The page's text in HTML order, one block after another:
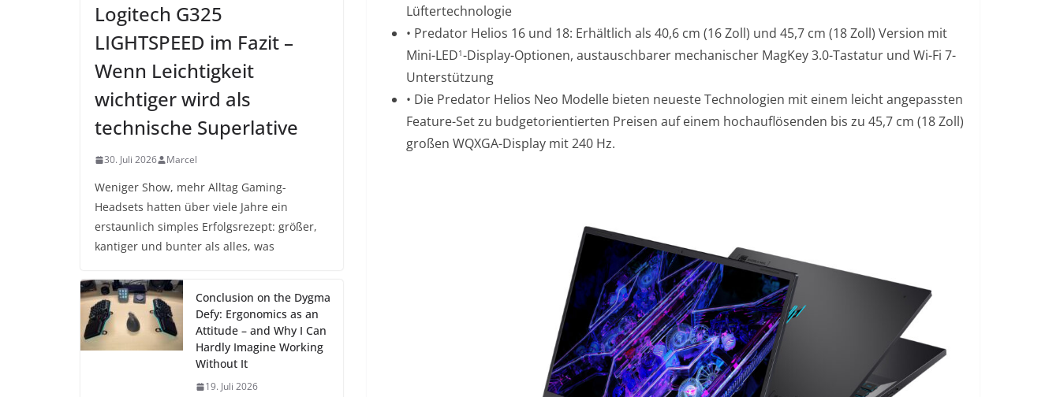
Lüftertechnologie
• Predator Helios 16 und 18: Erhältlich als 40,6 cm (16 Zoll) und 45,7 cm (18 Zoll) Version mit
Mini-LED1-Display-Optionen, austauschbarer mechanischer MagKey 3.0-Tastatur und Wi-Fi 7-
Unterstützung
• Die Predator Helios Neo Modelle bieten neueste Technologien mit einem leicht angepassten
Feature-Set zu budgetorientierten Preisen auf einem hochauflösenden bis zu 45,7 cm (18 Zoll)
großen WQXGA-Display mit 240 Hz.
Logitech G325
LIGHTSPEED im Fazit –
Wenn Leichtigkeit
wichtiger wird als
technische Superlative
30. Juli 2026 Marcel
Weniger Show, mehr Alltag Gaming-
Headsets hatten über viele Jahre ein
erstaunlich simples Erfolgsrezept: größer,
kantiger und bunter als alles, was
Conclusion on the Dygma
Defy: Ergonomics as an
Attitude – and Why I Can
Hardly Imagine Working
Without It
19. Juli 2026